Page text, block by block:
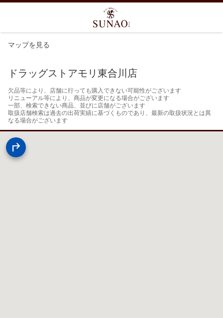
マップを見る
ドラッグストアモリ東合川店
欠品等により、店舗に行っても購入できない可能性がございます
リニューアル等により、商品が変更になる場合がございます
一部、検索できない商品、並びに店舗がございます
取扱店舗検索は過去の出荷実績に基づくものであり、最新の取扱状況とは異
なる場合がございます